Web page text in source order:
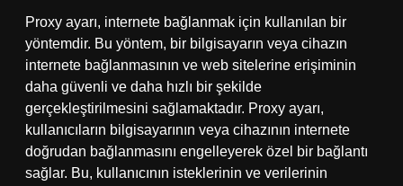
Proxy ayarı, internete bağlanmak için kullanılan bir
yöntemdir. Bu yöntem, bir bilgisayarın veya cihazın
internete bağlanmasının ve web sitelerine erişiminin
daha güvenli ve daha hızlı bir şekilde
gerçekleştirilmesini sağlamaktadır. Proxy ayarı,
kullanıcıların bilgisayarının veya cihazının internete
doğrudan bağlanmasını engelleyerek özel bir bağlantı
sağlar. Bu, kullanıcının isteklerinin ve verilerinin